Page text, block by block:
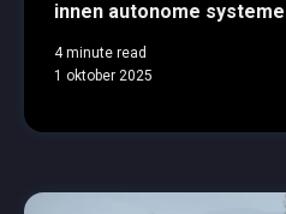
innen autonome
4 minute read
1 oktober 2025